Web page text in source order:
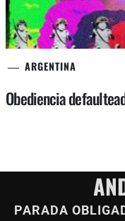
ARGENTINA
Obediencia
PARADA